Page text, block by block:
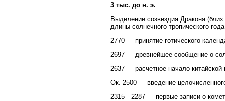
3 тыс. до н. э.
Выделение созвездия Дракона
длины солнечного тропического
2770 — принятие готического
2697 — древнейшее сообщение о
2637 — расчетное начало
Ок. 2500 — введение
2315—2287 — первые записи о